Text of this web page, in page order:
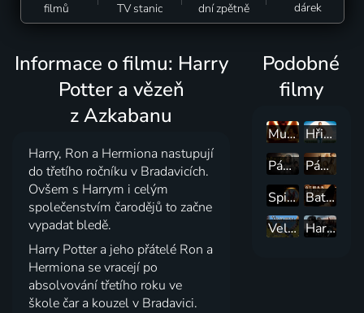
filmů TV stanic dní zpětně dárek
Informace o filmu: Harry
Potter a vězeň
z Azkabanu
Harry, Ron a Hermiona nastupují
do třetího ročníku v Bradavicích.
Ovšem s Harrym i celým
společenstvím čarodějů to začne
vypadat bledě.
Harry Potter a jeho přátelé Ron a
Hermiona se vracejí po
absolvování třetího roku ve
škole čar a kouzel v Bradavici.
Podobné
filmy
Mumie se vrací
Hřiště snů
Pán prstenů: Návrat krále
Pán prstenů: Dvě věže
Spider-Man: Bez domova
Batman začíná
Velká ryba
Harry Potter a relikvie smrti - 2.část